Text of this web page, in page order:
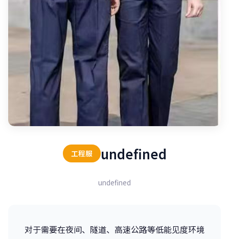
工程服 undefined
undefined
对于需要在夜间、隧道、高速公路等低能见度环境